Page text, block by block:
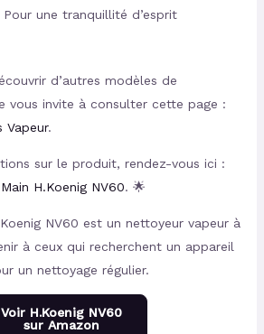
une tranquillité d’esprit
d’autres modèles de
vous invite à consulter cette page :
Vapeur.
sur le produit, rendez-vous ici :
H.Koenig NV60. 🌟
NV60 est un nettoyeur vapeur à
à ceux qui recherchent un appareil
un nettoyage régulier.
Voir H.Koenig NV60
sur Amazon